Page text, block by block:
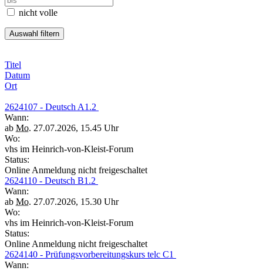
nicht volle
Titel
Datum
Ort
2624107 - Deutsch A1.2
Wann:
ab Mo. 27.07.2026, 15.45 Uhr
Wo:
vhs im Heinrich-von-Kleist-Forum
Status:
Online Anmeldung nicht freigeschaltet
2624110 - Deutsch B1.2
Wann:
ab Mo. 27.07.2026, 15.30 Uhr
Wo:
vhs im Heinrich-von-Kleist-Forum
Status:
Online Anmeldung nicht freigeschaltet
2624140 - Prüfungsvorbereitungskurs telc C1
Wann: